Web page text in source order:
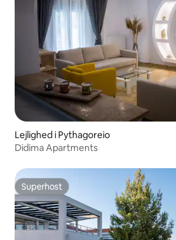
Lejlighed i Pythagoreio
Didima Apartments
Superhost
Superhost